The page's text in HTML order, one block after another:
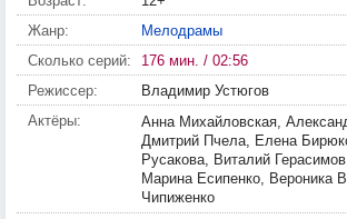
Жанр:
Мелодрамы
Сколько серий:
176 мин. / 02:56
Режиссер:
Владимир Устюгов
Актёры:
Анна Михайловская,
Дмитрий Пчела, Елена
Русакова, Виталий
Марина Есипенко, Вероника
Чипиженко